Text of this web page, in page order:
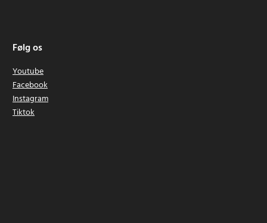
Følg os
Youtube
Facebook
Instagram
Tiktok